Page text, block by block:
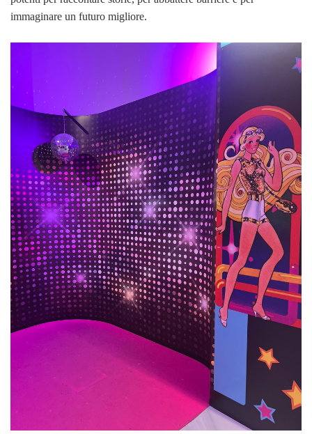
immaginare un futuro migliore.